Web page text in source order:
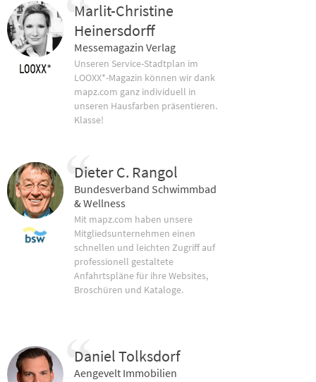
Marlit-Christine
Heinersdorff
Messemagazin Verlag
Unseren Service-Stadtplan im
LOOXX*-Magazin können wir dank
mapz.com ganz individuell in
unseren Hausfarben präsentieren.
Klasse!
Dieter C. Rangol
Bundesverband Schwimmbad
& Wellness
Mit mapz.com haben unsere
Mitgliedsunternehmen einen
schnellen und leichten Zugriff auf
professionell gestaltete
Anfahrtspläne für ihre Websites,
Broschüren und Kataloge.
Daniel Tolksdorf
Aengevelt Immobilien